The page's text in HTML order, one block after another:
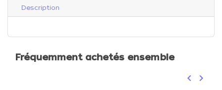
Description
Fréquemment achetés ensemble
Précédent
keyboard_arrow_left keyboard_arrow_right